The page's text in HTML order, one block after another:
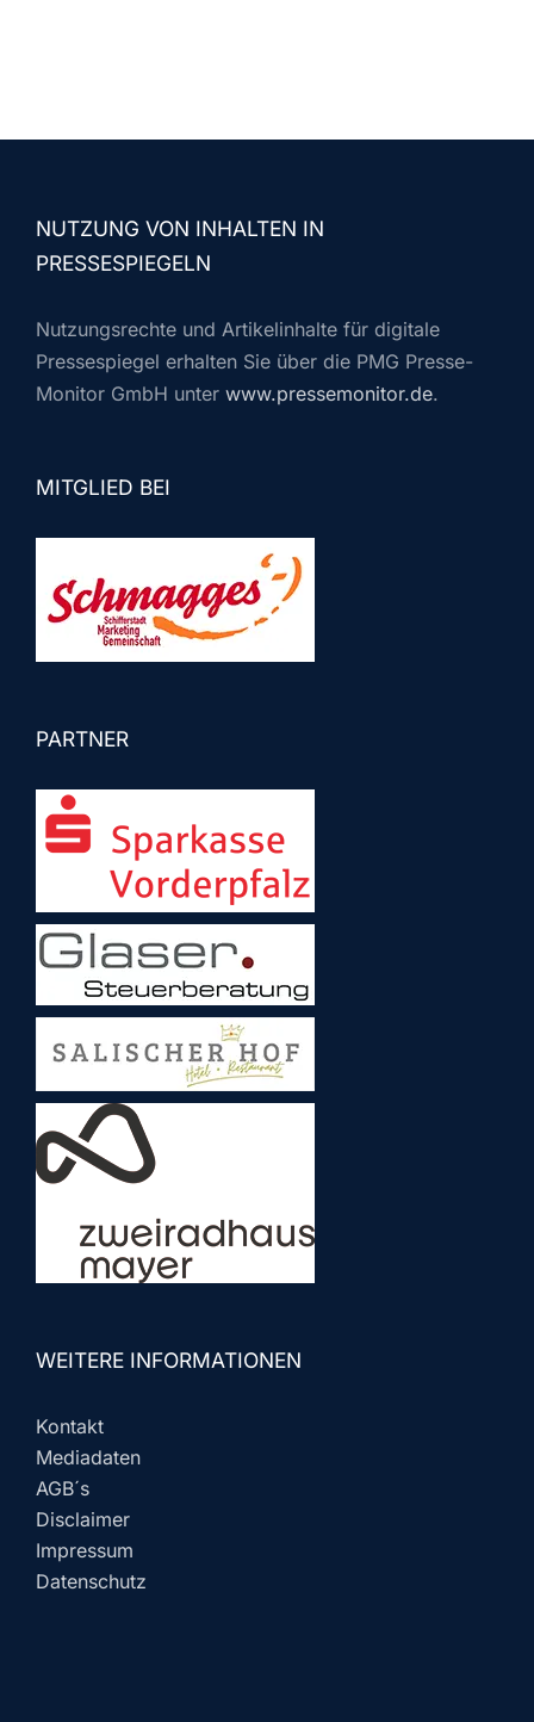
NUTZUNG VON INHALTEN IN
PRESSESPIEGELN
Nutzungsrechte und Artikelinhalte für digitale
Pressespiegel erhalten Sie über die PMG Presse-
Monitor GmbH unter www.pressemonitor.de.
MITGLIED BEI
PARTNER
WEITERE INFORMATIONEN
Kontakt
Mediadaten
AGB´s
Disclaimer
Impressum
Datenschutz